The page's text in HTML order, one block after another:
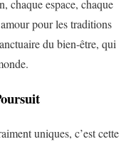
chaque espace, chaque
pour les traditions
du bien-être, qui
uniques, c’est cette